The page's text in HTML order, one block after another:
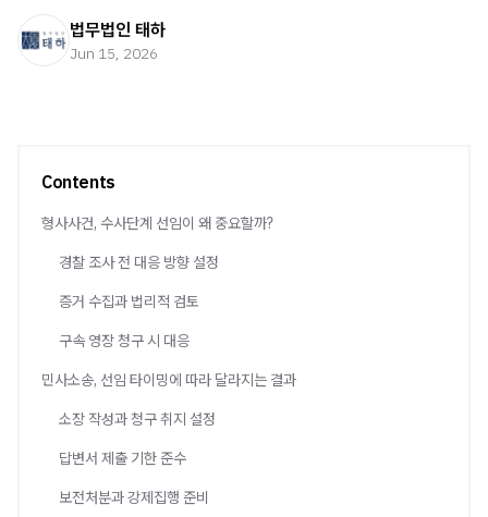
법무법인 태하
Jun 15, 2026
Contents
형사사건, 수사단계 선임이 왜 중요할까?
경찰 조사 전 대응 방향 설정
증거 수집과 법리적 검토
구속 영장 청구 시 대응
민사소송, 선임 타이밍에 따라 달라지는 결과
소장 작성과 청구 취지 설정
답변서 제출 기한 준수
보전처분과 강제집행 준비